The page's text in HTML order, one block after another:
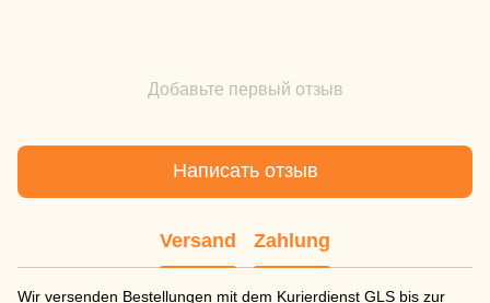
Добавьте первый отзыв
Написать отзыв
Versand Zahlung
Wir versenden Bestellungen mit dem Kurierdienst GLS bis zur